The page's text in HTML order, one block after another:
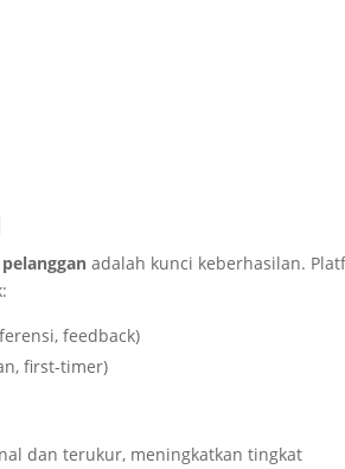
adalah kunci keberhasilan.
feedback)
first-timer)
dan terukur, meningkatkan tingkat